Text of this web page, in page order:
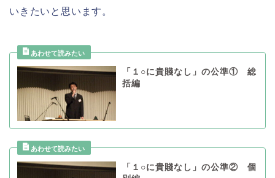
いきたいと思います。
「１○に貴賤なし」の公準① 総
括編
「１○に貴賤なし」の公準② 個